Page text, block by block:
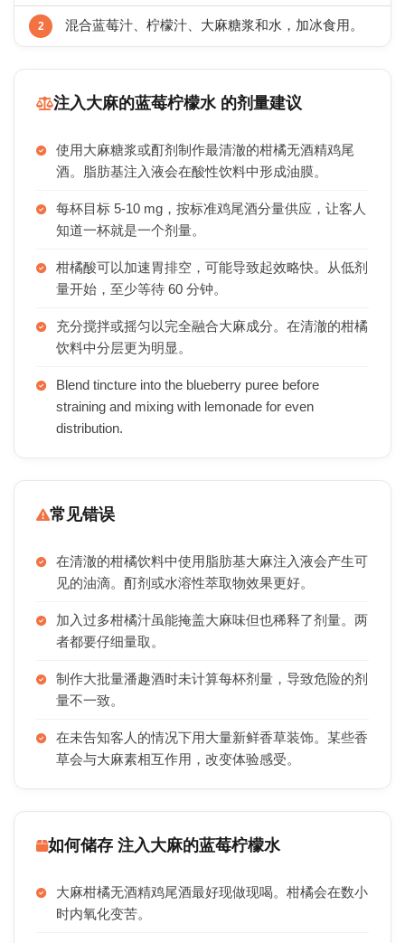
混合蓝莓汁、柠檬汁、大麻糖浆和水，加冰食用。
注入大麻的蓝莓柠檬水 的剂量建议
使用大麻糖浆或酊剂制作最清澈的柑橘无酒精鸡尾
酒。脂肪基注入液会在酸性饮料中形成油膜。
每杯目标 5-10 mg，按标准鸡尾酒分量供应，让客人
知道一杯就是一个剂量。
柑橘酸可以加速胃排空，可能导致起效略快。从低剂
量开始，至少等待 60 分钟。
充分搅拌或摇匀以完全融合大麻成分。在清澈的柑橘
饮料中分层更为明显。
Blend tincture into the blueberry puree before
straining and mixing with lemonade for even
distribution.
常见错误
在清澈的柑橘饮料中使用脂肪基大麻注入液会产生可
见的油滴。酊剂或水溶性萃取物效果更好。
加入过多柑橘汁虽能掩盖大麻味但也稀释了剂量。两
者都要仔细量取。
制作大批量潘趣酒时未计算每杯剂量，导致危险的剂
量不一致。
在未告知客人的情况下用大量新鲜香草装饰。某些香
草会与大麻素相互作用，改变体验感受。
如何储存 注入大麻的蓝莓柠檬水
大麻柑橘无酒精鸡尾酒最好现做现喝。柑橘会在数小
时内氧化变苦。